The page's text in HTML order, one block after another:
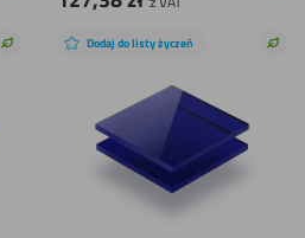
ZrównoważonyDodaj do listy życzeń